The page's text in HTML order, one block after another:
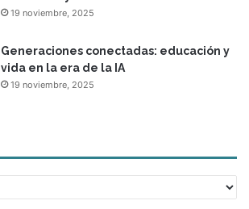
19 noviembre, 2025
Generaciones conectadas: educación y
vida en la era de la IA
19 noviembre, 2025